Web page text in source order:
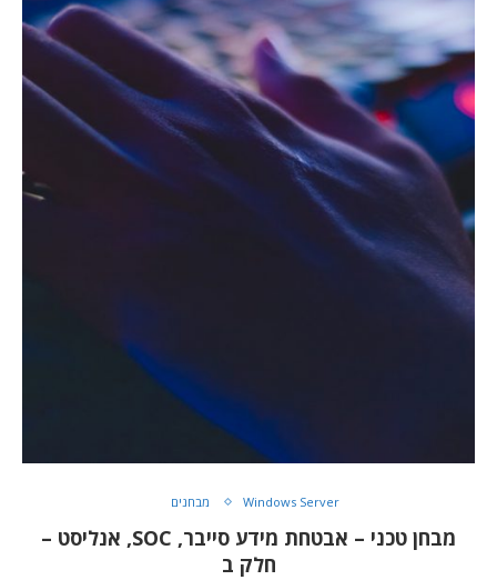
Windows Server מבחנים
מבחן טכני – אבטחת מידע סייבר, SOC, אנליסט –
חלק ב